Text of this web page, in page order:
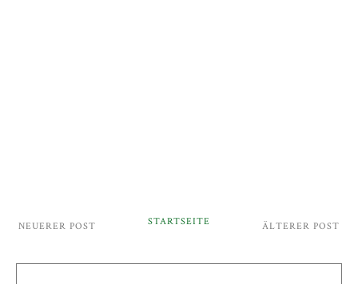
NEUERER POST ÄLTERER POST
STARTSEITE